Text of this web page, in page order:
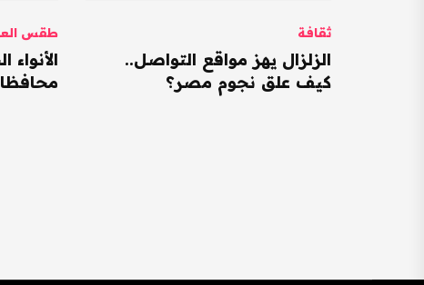
ثقافة
الزلزال يهز مواقع التواصل..
كيف علق نجوم مصر؟
طقس
محافظات